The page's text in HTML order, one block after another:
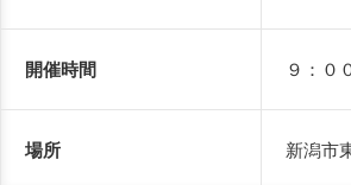
開催時間 ９：０
場所 新潟市